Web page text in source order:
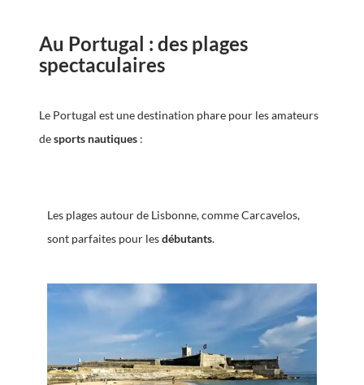
Au Portugal : des plages
spectaculaires
Le Portugal est une destination phare pour les amateurs
desports nautiques :
Les plages autour de Lisbonne, comme Carcavelos,
sont parfaites pour lesdébutants.